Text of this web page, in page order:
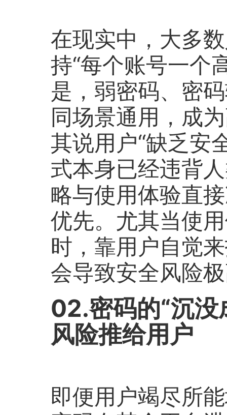
在现实中，大多
持“每个账号一个
是，弱密码、密
同场景通用，成
其说用户“缺乏安
式本身已经违背
略与使用体验直
优先。尤其当使
时，靠用户自觉
会导致安全风险
02.密码的“沉没
风险推给用户
即便用户竭尽所